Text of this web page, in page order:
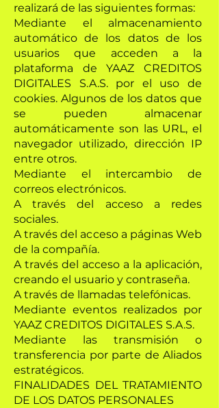
realizará de las siguientes formas:
Mediante el almacenamiento
automático de los datos de los
usuarios que acceden a la
plataforma de YAAZ CREDITOS
DIGITALES S.A.S. por el uso de
cookies. Algunos de los datos que
se pueden almacenar
automáticamente son las URL, el
navegador utilizado, dirección IP
entre otros.
Mediante el intercambio de
correos electrónicos.
A través del acceso a redes
sociales.
A través del acceso a páginas Web
de la compañía.
A través del acceso a la aplicación,
creando el usuario y contraseña.
A través de llamadas telefónicas.
Mediante eventos realizados por
YAAZ CREDITOS DIGITALES S.A.S.
Mediante las transmisión o
transferencia por parte de Aliados
estratégicos.
FINALIDADES DEL TRATAMIENTO
DE LOS DATOS PERSONALES